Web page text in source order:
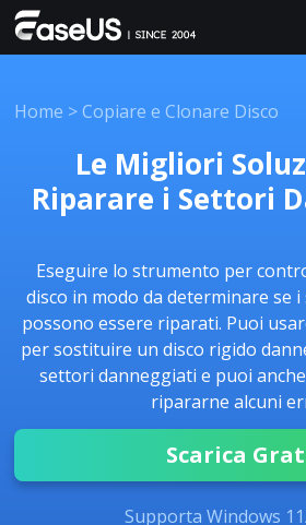
Home >Copiare e Clonare Disco
Le Migliori
Riparare i Settori
Eseguire lo strumento per
disco in modo da determinare se
possono essere riparati. Puoi
per sostituire un disco rigido
settori danneggiati e puoi
ripararne alcuni
Scarica
Supporta Windows